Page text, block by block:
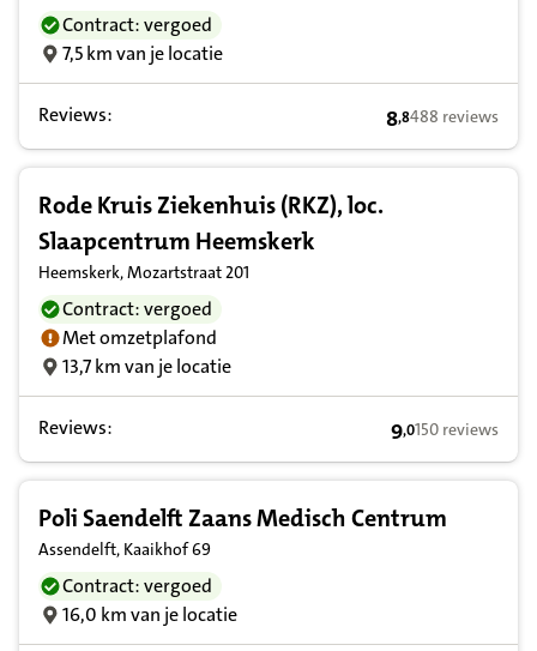
Contract: vergoed
7,5 km van je locatie
Reviews: 8,8 op basis van
8,8488 reviews
Rode Kruis Ziekenhuis (RKZ), loc.
Slaapcentrum Heemskerk
Heemskerk, Mozartstraat 201
Contract: vergoed
Met omzetplafond
13,7 km van je locatie
Reviews: 9,0 op basis van
9,0150 reviews
Poli Saendelft Zaans Medisch Centrum
Assendelft, Kaaikhof 69
Contract: vergoed
16,0 km van je locatie